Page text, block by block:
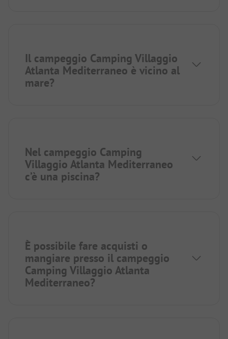
Il campeggio Camping Villaggio
Atlanta Mediterraneo è vicino al
mare?
Nel campeggio Camping
Villaggio Atlanta Mediterraneo
c’è una piscina?
È possibile fare acquisti o
mangiare presso il campeggio
Camping Villaggio Atlanta
Mediterraneo?